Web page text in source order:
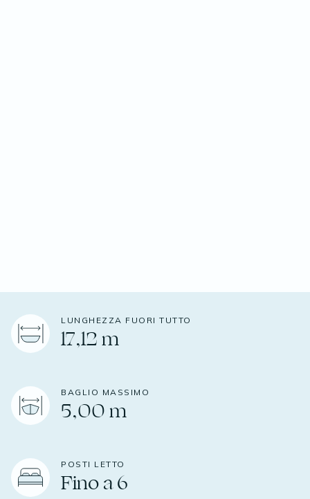
LUNGHEZZA FUORI TUTTO
17,12 m
BAGLIO MASSIMO
5,00 m
POSTI LETTO
Fino a 6